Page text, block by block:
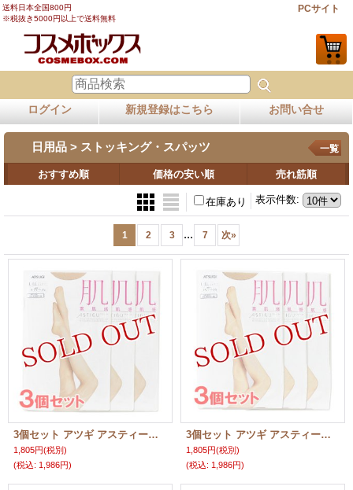
送料日本全国800円
※税抜き5000円以上で送料無料
PCサイト
ログイン 新規登録はこちら お問い合せ
日用品 > ストッキング・スパッツ 一覧
おすすめ順 価格の安い順 売れ筋順
表示件数:
在庫あり
1 2 3 ... 7 次»
3個セット アツギ アスティーグ 肌 433 ヌーディベージュ L〜LLサイズ ASTIGU ATSUGI
1,805円(税別)
(税込: 1,986円)
3個セット アツギ アスティーグ 肌 357 スキニーベージュ L〜LLサイズ ASTIGU ATSUGI
1,805円(税別)
(税込: 1,986円)